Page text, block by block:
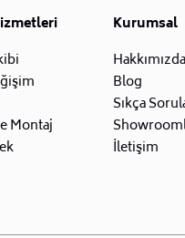
Montaj
Kurumsal
Hakkımızda
Blog
Sıkça
İletişim